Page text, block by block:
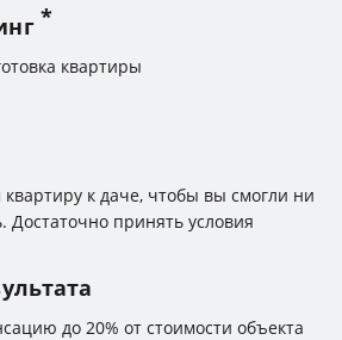
квартиры
к даче, чтобы вы смогли ни
принять условия
до 20% от стоимости объекта